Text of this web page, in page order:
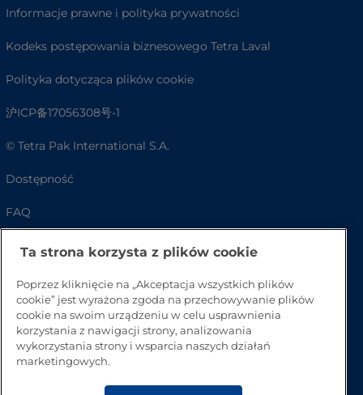
Informacje prawne i polityka prywatności
Kodeks postępowania biznesowego Tetra Laval
Polityka dotycząca plików cookie
沪ICP备17056308号-1
© Tetra Pak International S.A.
Dostępność
FAQ
Ta strona korzysta z plików cookie
Poprzez kliknięcie na „Akceptacja wszystkich plików
cookie” jest wyrażona zgoda na przechowywanie plików
cookie na swoim urządzeniu w celu usprawnienia
korzystania z nawigacji strony, analizowania
wykorzystania strony i wsparcia naszych działań
marketingowych.